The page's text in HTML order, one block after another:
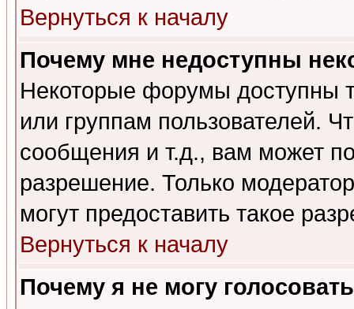
Вернуться к началу
Почему мне недоступны
Некоторые форумы доступны
или группам пользователей.
сообщения и т.д., вам может
разрешение. Только
могут предоставить такое
Вернуться к началу
Почему я не могу